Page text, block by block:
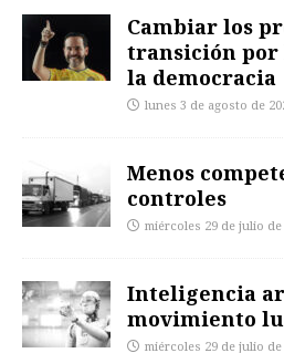
Cambiar los
transición
la democracia
lunes 3 de agosto de
Menos
controles
miércoles 29 de julio de
Inteligencia
movimiento
miércoles 29 de julio de